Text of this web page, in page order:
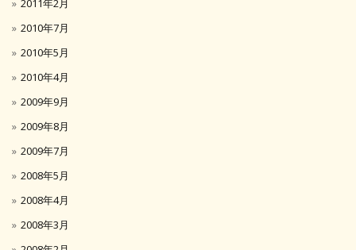
2011年2月
2010年7月
2010年5月
2010年4月
2009年9月
2009年8月
2009年7月
2008年5月
2008年4月
2008年3月